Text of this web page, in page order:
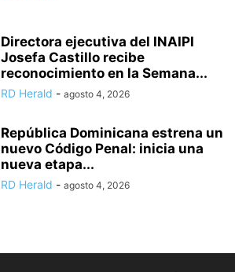
Directora ejecutiva del INAIPI
Josefa Castillo recibe
reconocimiento en la Semana...
RD Herald - agosto 4, 2026
República Dominicana estrena un
nuevo Código Penal: inicia una
nueva etapa...
RD Herald - agosto 4, 2026